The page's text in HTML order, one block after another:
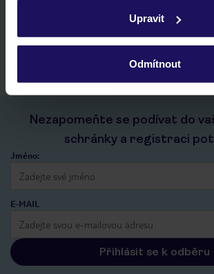
ochrany osobních údajů.Upravit
Odmítnout
historie vyhledávání a naposledy
kontakt s TUI a všechny informace o
Nezapomeňte se podívat do
schránky a registraci
Jméno:
E-MAIL
Přihlásit se k odběru